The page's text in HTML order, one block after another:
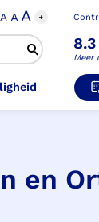
A AA
8.3
Meer
voor Sport
Prothese
in
en